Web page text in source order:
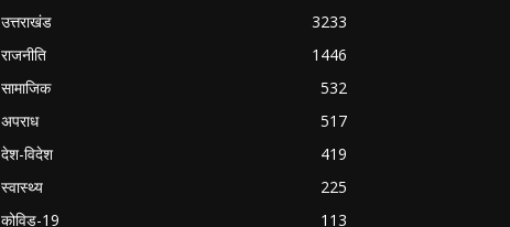
उत्तराखंड
3233
राजनीति
1446
सामाजिक
532
अपराध
517
देश-विदेश
419
स्वास्थ्य
225
कोविड-19
113